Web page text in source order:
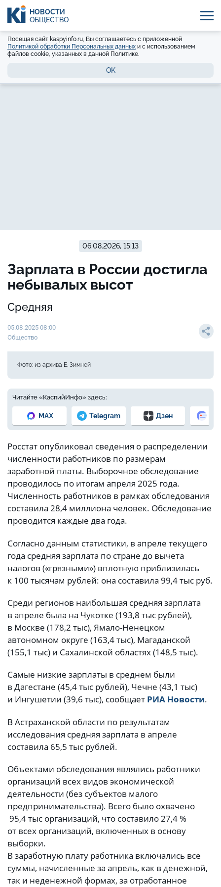
НОВОСТИ
ОБЩЕСТВО
Посещая сайт kaspyinfo.ru, Вы соглашаетесь с приложенной
Политикой обработки Персональных данных и с использованием
файлов cookie, указанных в данной Политике.
OK
06.08.2026, 15:13
Зарплата в России достигла
небывалых высот
Средняя
05.08.2025 08:00
Общество
Фото: из архива Е. Зимней
Читайте «КаспийИнфо» здесь:
MAX Telegram Дзен
Росстат опубликовал сведения о распределении
численности работников по размерам
заработной платы. Выборочное обследование
проводилось по итогам апреля 2025 года.
Численность работников в рамках обследования
составила 28,4 миллиона человек. Обследование
проводится каждые два года.
Согласно данным статистики, в апреле текущего
года средняя зарплата по стране до вычета
налогов («грязными») вплотную приблизилась
к 100 тысячам рублей: она составила 99,4 тыс руб.
Среди регионов наибольшая средняя зарплата
в апреле была на Чукотке (193,8 тыс рублей),
в Москве (178,2 тыс), Ямало-Hенецком
автономном округе (163,4 тыс), Магаданской
(155,1 тыс) и Сахалинской областях (148,5 тыс).
Самые низкие зарплаты в среднем были
в Дагестане (45,4 тыс рублей), Чечне (43,1 тыс)
и Ингушетии (39,6 тыс), сообщает РИА Новости.
В Астраханской области по результатам
исследования средняя зарплата в апреле
составила 65,5 тыс рублей.
Объектами обследования являлись работники
организаций всех видов экономической
деятельности (без субъектов малого
предпринимательства). Всего было охвачено
95,4 тыс организаций, что составило 27,4 %
от всех организаций, включенных в основу
выборки.
В заработную плату работника включались все
суммы, начисленные за апрель, как в денежной,
так и неденежной формах, за отработанное